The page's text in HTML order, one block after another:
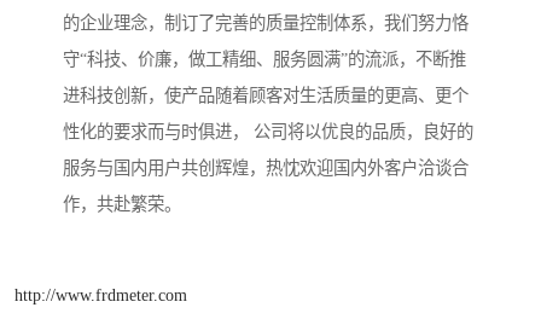
的企业理念，制订了完善的质量控制体系，我们努力恪
守“科技、价廉，做工精细、服务圆满”的流派，不断推
进科技创新，使产品随着顾客对生活质量的更高、更个
性化的要求而与时俱进， 公司将以优良的品质，良好的
服务与国内用户共创辉煌，热忱欢迎国内外客户洽谈合
作，共赴繁荣。
http://www.frdmeter.com